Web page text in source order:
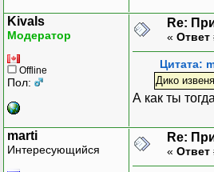
Kivals
Модератор
Offline
Пол:
Re:
« Ответ
Цитата:
Дико
А как ты
marti
Интересующийся
Re:
« Ответ